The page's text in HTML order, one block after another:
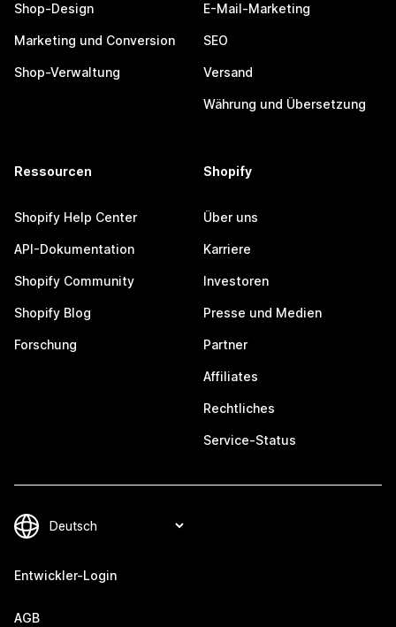
Shop-Design
Marketing und Conversion
Shop-Verwaltung
E-Mail-Marketing
SEO
Versand
Währung und Übersetzung
Ressourcen
Shopify Help Center
API-Dokumentation
Shopify Community
Shopify Blog
Forschung
Shopify
Über uns
Karriere
Investoren
Presse und Medien
Partner
Affiliates
Rechtliches
Service-Status
Entwickler-Login
AGB